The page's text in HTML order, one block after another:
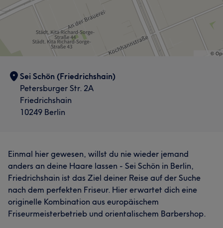
Sei Schön (Friedrichshain)
Petersburger Str. 2A
Friedrichshain
10249 Berlin
Einmal hier gewesen, willst du nie wieder jemand
anders an deine Haare lassen - Sei Schön in Berlin,
Friedrichshain ist das Ziel deiner Reise auf der Suche
nach dem perfekten Friseur. Hier erwartet dich eine
originelle Kombination aus europäischem
Friseurmeisterbetrieb und orientalischem Barbershop.